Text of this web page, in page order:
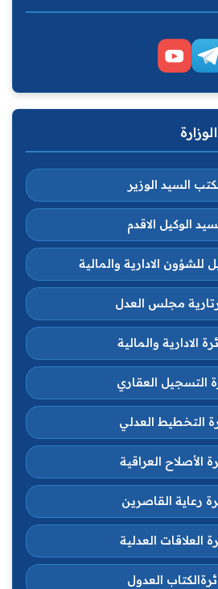
السيد الوزير
الوكيل الاقدم
للشؤون الادارية والمالية
مجلس العدل
الادارية والمالية
التسجيل العقاري
التخطيط العدلي
الأصلاح العراقية
رعاية القاصرين
العلاقات العدلية
العدول